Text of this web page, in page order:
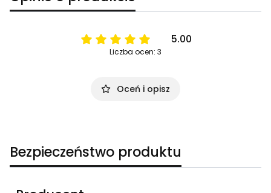
5.00
Liczba ocen: 3
Oceń i opisz
Bezpieczeństwo produktu